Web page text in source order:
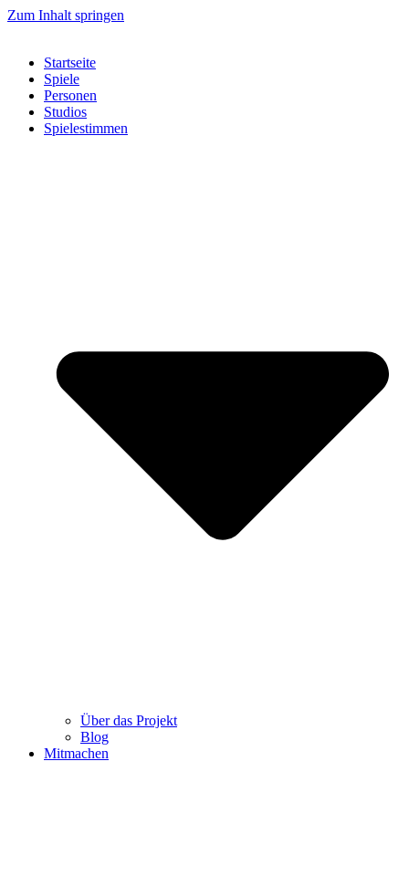
Zum Inhalt springen
Startseite
Spiele
Personen
Studios
Spielestimmen
Über das Projekt
Blog
Mitmachen